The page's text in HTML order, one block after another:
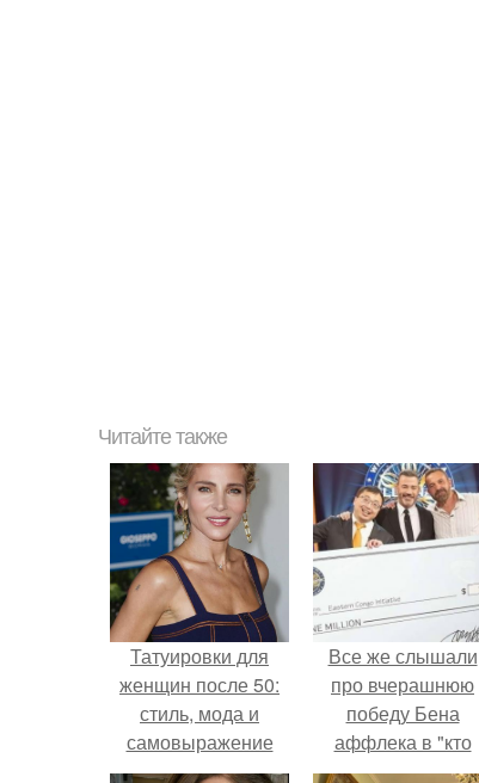
Читайте также
Татуировки для
женщин после 50:
стиль, мода и
самовыражение
Все же слышали
про вчерашнюю
победу Бена
аффлека в "кто
хочет стать